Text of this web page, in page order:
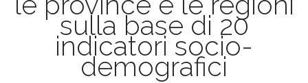
sulla base di 20
indicatori socio-
demografici